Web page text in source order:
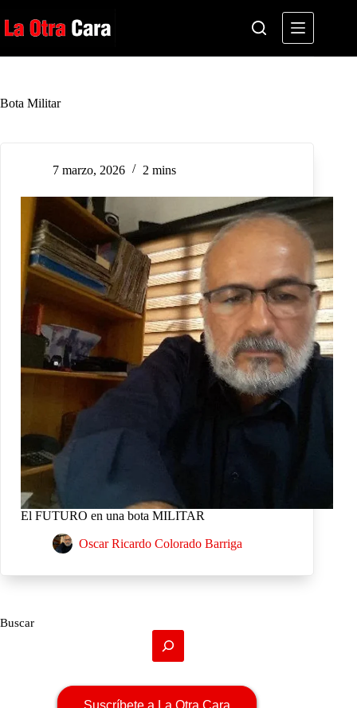
al
contenido
Bota Militar
7 marzo, 2026 2 mins
El FUTURO en una bota MILITAR
Oscar Ricardo Colorado Barriga
Buscar
Suscríbete a La Otra Cara